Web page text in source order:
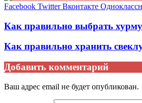
Facebook Twitter Вконтакте
Как правильно выбрать хурму
Как правильно хранить
Добавить комментарий
Ваш адрес email не будет опубликован.